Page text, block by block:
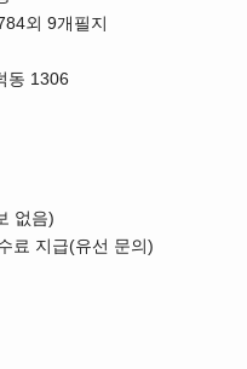
외 9개필지
동 1306
없음)
료 지급(유선 문의 )